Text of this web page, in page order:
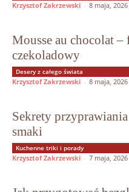
Krzysztof Zakrzewski - 8 maja, 2026
Mousse au chocolat –
czekoladowy
Desery z całego świata
Krzysztof Zakrzewski - 8 maja, 2026
Sekrety
smaki
Kuchenne triki i porady
Krzysztof Zakrzewski - 7 maja, 2026